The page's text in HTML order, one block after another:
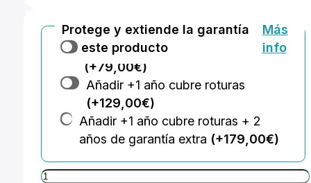
Protege y extiende la garantía
de este producto
Más
info
Añadir +2 años de garantía extra
(+79,00€)
Añadir +1 año cubre roturas
(+129,00€)
Añadir +1 año cubre roturas + 2
años de garantía extra (+179,00€)
Fujinon